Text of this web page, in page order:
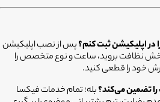
اپلیکیشن ثبت کنم؟پس از نصب اپلیکیشن
نظافت بروید، ساعت و نوع متخصص را
خود را قطعی کنید.
تضمین می‌کند؟بله؛ تمام خدمات فیکسا